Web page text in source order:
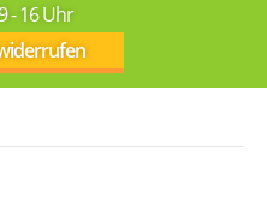
- 16 Uhr